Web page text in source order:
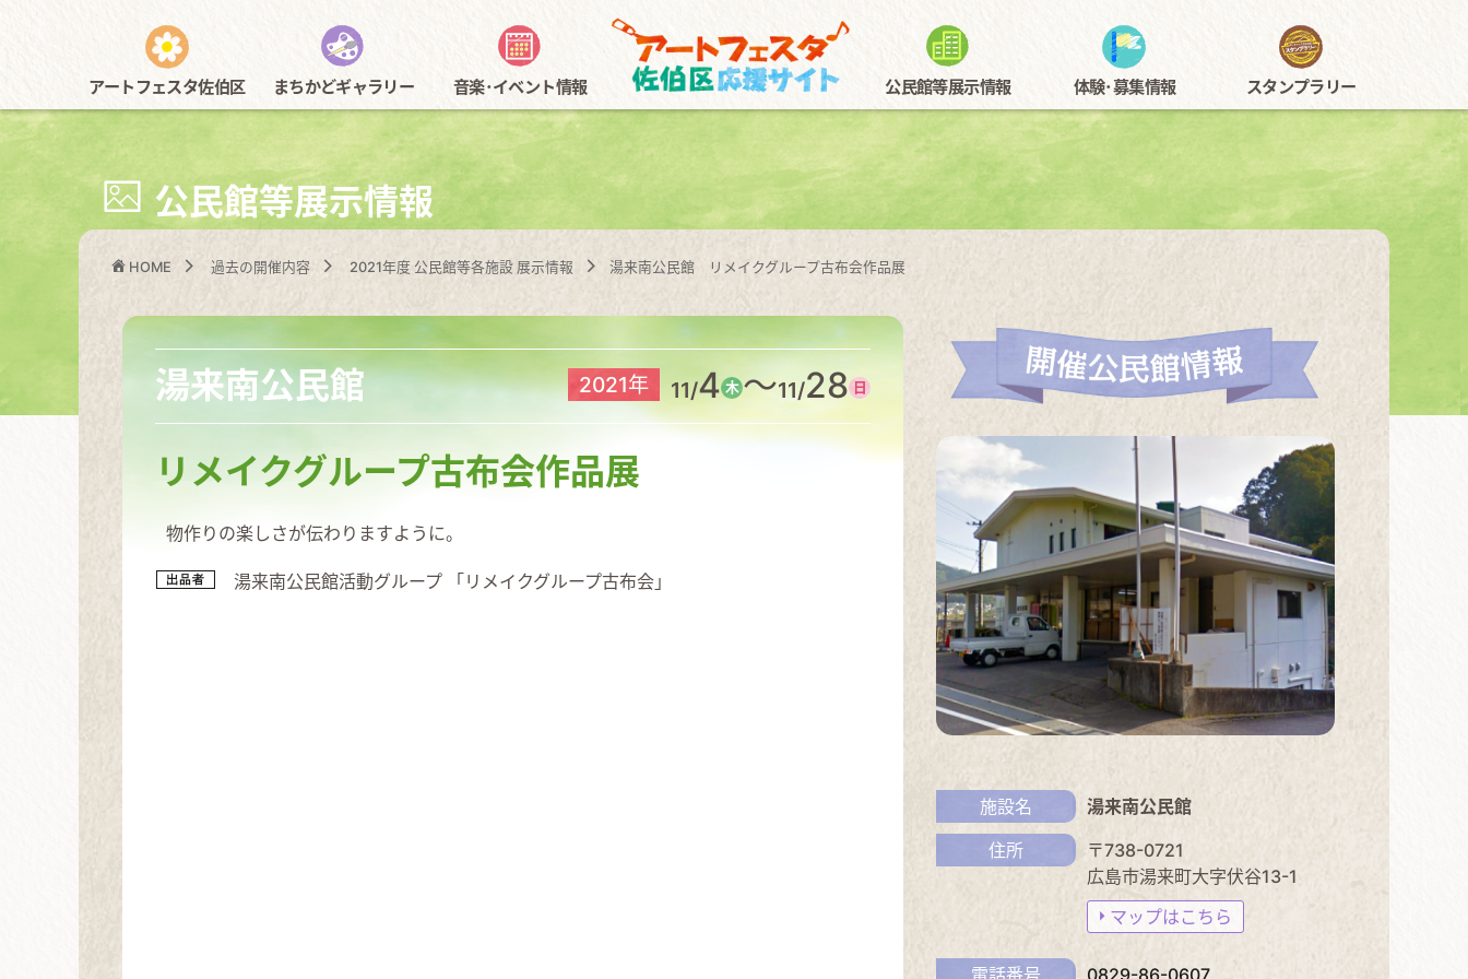
アートフェスタ佐伯区
佐伯区民まつり～アートフェスタとともに～ 植物公園写生大会
まちかどギャラリー 音楽･イベント情報
全て 神楽
アートフェスタ佐
公民館等展示情報
公民館展示 佐伯区民文化センター展示
体験･募集情報 スタンプラリー
スタンプラリー概要 スタンプラリー用紙
公民館等展示情報
HOME 過去の開催内容 2021年度 公民館等各施設 展示情報 湯来南公民館 リメイクグループ古布会作品展
湯来南公民館 2021年 11/4 木 ～11/28 日
リメイクグループ古布会作品展
物作りの楽しさが伝わりますように。
湯来南公民館活動グループ 「リメイクグループ古布会」
施設名
湯来南公民館
住所
〒738-0721
広島市湯来町大字伏谷13-1
マップはこちら
電話番号 0829-86-0607